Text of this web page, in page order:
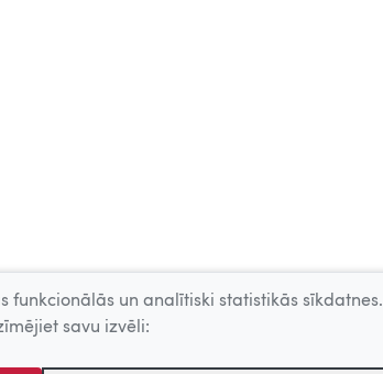
funkcionālās un analītiski statistikās sīkdatnes.
savu izvēli: